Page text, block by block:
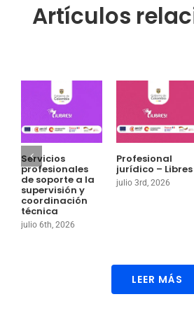
Artículos
Servicios
profesionales
de soporte a la
supervisión y
coordinación
técnica
julio 6th, 2026
Profesional
jurídico – Libres
julio 3rd, 2026
LEER MÁS